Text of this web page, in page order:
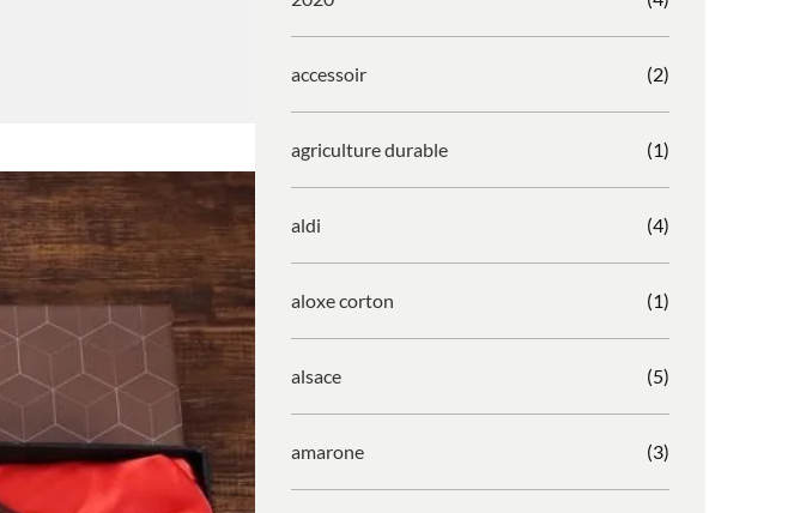
accessoir (2)
agriculture durable (1)
aldi (4)
aloxe corton (1)
alsace (5)
amarone (3)